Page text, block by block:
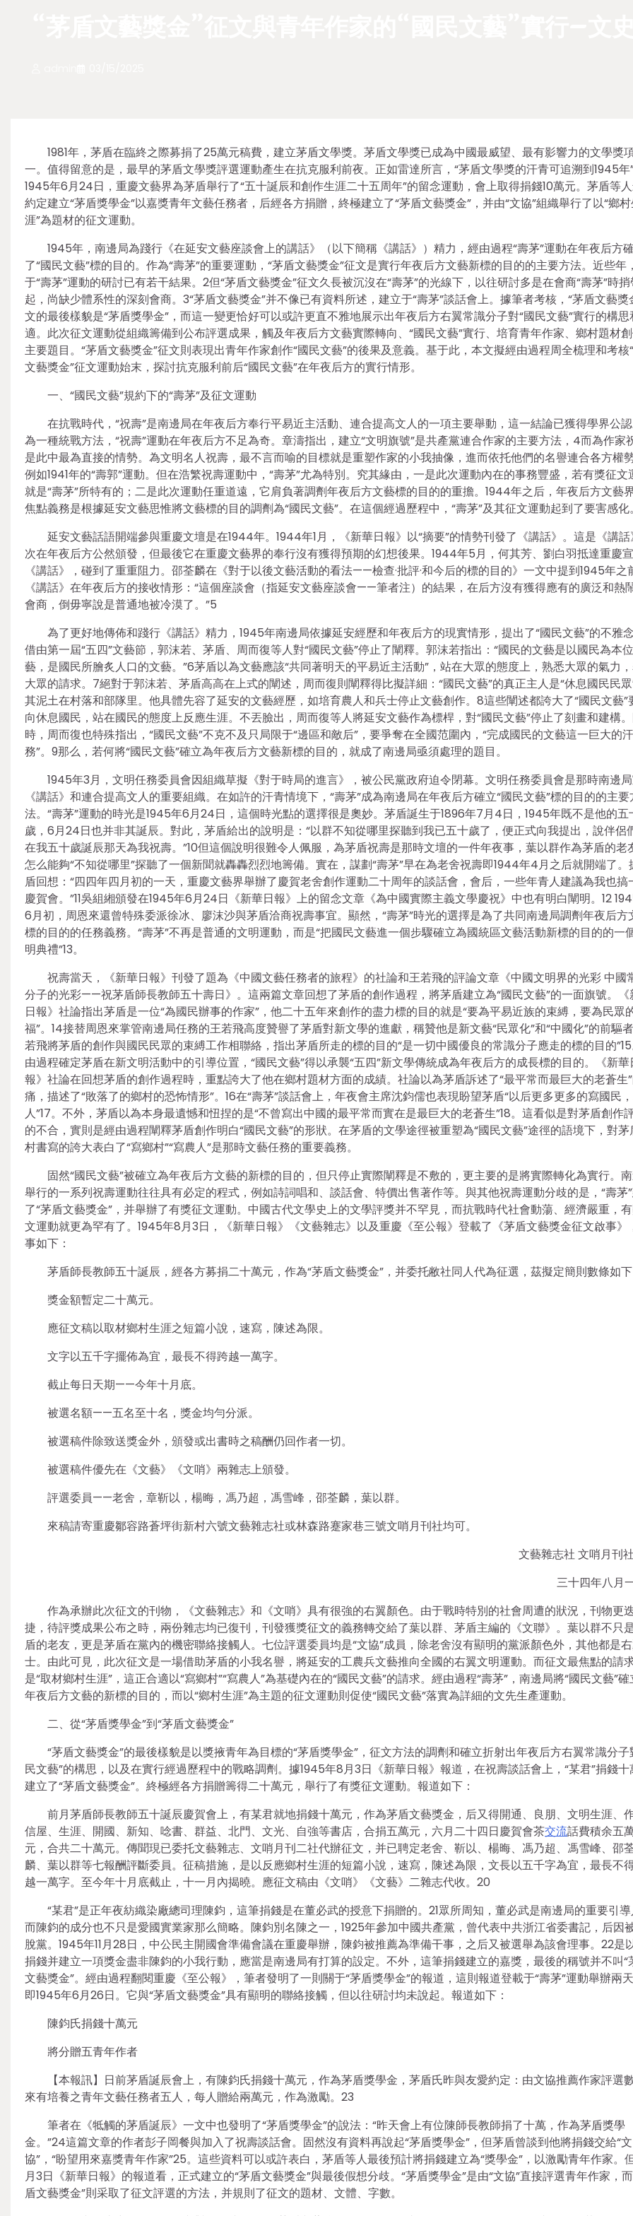
1981年，茅盾在臨終之際募捐了25萬元稿費，建立茅盾文學獎。茅盾文學獎已成為中國最威望、最有影響力的文學獎
一。值得留意的是，最早的茅盾文學獎評選運動產生在抗克服利前夜。正如雷達所言，“茅盾文學獎的汗青可追溯到1945年
1945年6月24日，重慶文藝界為茅盾舉行了“五十誕辰和創作生涯二十五周年”的留念運動，會上取得捐錢10萬元。茅盾等
約定建立“茅盾獎學金”以嘉獎青年文藝任務者，后經各方捐贈，終極建立了“茅盾文藝獎金”，并由“文協”組織舉行了以“鄉
涯”為題材的征文運動。
1945年，南邊局為踐行《在延安文藝座談會上的講話》（以下簡稱《講話》）精力，經由過程“壽茅”運動在年夜后方
了“國民文藝”標的目的。作為“壽茅”的重要運動，“茅盾文藝獎金”征文是實行年夜后方文藝新標的目的的主要方法。近些年
于“壽茅”運動的研討已有若干結果。2但“茅盾文藝獎金”征文久長被沉沒在“壽茅”的光線下，以往研討多是在會商“壽茅”時
起，尚缺少體系性的深刻會商。3“茅盾文藝獎金”并不像已有資料所述，建立于“壽茅”談話會上。據筆者考核，“茅盾文藝獎
文的最後樣貌是“茅盾獎學金”，而這一變更恰好可以或許更直不雅地展示出年夜后方右翼常識分子對“國民文藝”實行的構思
適。此次征文運動從組織籌備到公布評選成果，觸及年夜后方文藝實際轉向、“國民文藝”實行、培育青年作家、鄉村題材
主要題目。“茅盾文藝獎金”征文則表現出青年作家創作“國民文藝”的後果及意義。基于此，本文擬經由過程周全梳理和考核
文藝獎金”征文運動始末，探討抗克服利前后“國民文藝”在年夜后方的實行情形。
一、“國民文藝”規約下的“壽茅”及征文運動
在抗戰時代，“祝壽”是南邊局在年夜后方奉行平易近主活動、連合提高文人的一項主要舉動，這一結論已獲得學界公
為一種統戰方法，“祝壽”運動在年夜后方不足為奇。章濤指出，建立“文明旗號”是共產黨連合作家的主要方法，4而為作家
是此中最為直接的情勢。為文明名人祝壽，最不言而喻的目標就是重塑作家的小我抽像，進而依托他們的名譽連合各方權
例如1941年的“壽郭”運動。但在浩繁祝壽運動中，“壽茅”尤為特別。究其緣由，一是此次運動內在的事務豐盛，若有獎征文
就是“壽茅”所特有的；二是此次運動任重道遠，它肩負著調劑年夜后方文藝標的目的的重擔。1944年之后，年夜后方文藝
焦點義務是根據延安文藝思惟將文藝標的目的調劑為“國民文藝”。在這個經過歷程中，“壽茅”及其征文運動起到了要害感化。
延安文藝話語開端參與重慶文壇是在1944年。1944年1月，《新華日報》以“摘要”的情勢刊發了《講話》。這是《講話
次在年夜后方公然頒發，但最後它在重慶文藝界的奉行沒有獲得預期的幻想後果。1944年5月，何其芳、劉白羽抵達重慶
《講話》，碰到了重重阻力。邵荃麟在《對于以後文藝活動的看法——檢查·批評·和今后的標的目的》一文中提到1945年之
《講話》在年夜后方的接收情形：“這個座談會（指延安文藝座談會——筆者注）的結果，在后方沒有獲得應有的廣泛和熱
會商，倒毋寧說是普通地被冷漠了。”5
為了更好地傳佈和踐行《講話》精力，1945年南邊局依據延安經歷和年夜后方的現實情形，提出了“國民文藝”的不雅念
借由第一屆“五四”文藝節，郭沫若、茅盾、周而復等人對“國民文藝”停止了闡釋。郭沫若指出：“國民的文藝是以國民為本
藝，是國民所膾炙人口的文藝。”6茅盾以為文藝應該“共同著明天的平易近主活動”，站在大眾的態度上，熟悉大眾的氣力
大眾的請求。7絕對于郭沫若、茅盾高高在上式的闡述，周而復則闡釋得比擬詳細：“國民文藝”的真正主人是“休息國民民眾
其泥土在村落和部隊里。他具體先容了延安的文藝經歷，如培育農人和兵士停止文藝創作。8這些闡述都誇大了“國民文藝”
向休息國民，站在國民的態度上反應生涯。不丟臉出，周而復等人將延安文藝作為標桿，對“國民文藝”停止了刻畫和建構
時，周而復也特殊指出，“國民文藝”不克不及只局限于“邊區和敵后”，要爭奪在全國范圍內，“完成國民的文藝這一巨大的
務”。9那么，若何將“國民文藝”確立為年夜后方文藝新標的目的，就成了南邊局亟須處理的題目。
1945年3月，文明任務委員會因組織草擬《對于時局的進言》，被公民黨政府迫令閉幕。文明任務委員會是那時南邊
《講話》和連合提高文人的重要組織。在如許的汗青情境下，“壽茅”成為南邊局在年夜后方確立“國民文藝”標的目的的主要
法。“壽茅”運動的時光是1945年6月24日，這個時光點的選擇很是奧妙。茅盾誕生于1896年7月4日，1945年既不是他的五
歲，6月24日也并非其誕辰。對此，茅盾給出的說明是：“以群不知從哪里探聽到我已五十歲了，便正式向我提出，說伴侶
在我五十歲誕辰那天為我祝壽。”10但這個說明很難令人佩服，為茅盾祝壽是那時文壇的一件年夜事，葉以群作為茅盾的老
怎么能夠“不知從哪里”探聽了一個新聞就轟轟烈烈地籌備。實在，謀劃“壽茅”早在為老舍祝壽即1944年4月之后就開端了。
盾回想：“四四年四月初的一天，重慶文藝界舉辦了慶賀老舍創作運動二十周年的談話會，會后，一些年青人建議為我也搞
慶賀會。”11吳組緗頒發在1945年6月24日《新華日報》上的留念文章《為中國實際主義文學慶祝》中也有明白闡明。12
6月初，周恩來還曾特殊委派徐冰、廖沫沙與茅盾洽商祝壽事宜。顯然，“壽茅”時光的選擇是為了共同南邊局調劑年夜后方
標的目的的任務義務。“壽茅”不再是普通的文明運動，而是“把國民文藝進一個步驟確立為國統區文藝活動新標的目的的一
明典禮”13。
祝壽當天，《新華日報》刊發了題為《中國文藝任務者的旅程》的社論和王若飛的評論文章《中國文明界的光彩 中國
分子的光彩——祝茅盾師長教師五十壽日》。這兩篇文章回想了茅盾的創作過程，將茅盾建立為“國民文藝”的一面旗號。《
日報》社論指出茅盾是一位“為國民辦事的作家”，他二十五年來創作的盡力標的目的就是“要為平易近族的束縛，要為民眾
福”。14接替周恩來掌管南邊局任務的王若飛高度贊譽了茅盾對新文學的進獻，稱贊他是新文藝“民眾化”和“中國化”的前驅
若飛將茅盾的創作與國民民眾的束縛工作相聯絡，指出茅盾所走的標的目的“是一切中國優良的常識分子應走的標的目的
由過程確定茅盾在新文明活動中的引導位置，“國民文藝”得以承襲“五四”新文學傳統成為年夜后方的成長標的目的。《新華
報》社論在回想茅盾的創作過程時，重點誇大了他在鄉村題材方面的成績。社論以為茅盾訴述了“最平常而最巨大的老蒼生
痛，描述了“敗落了的鄉村的恐怖情形”。16在“壽茅”談話會上，年夜會主席沈鈞儒也表現盼望茅盾“以后更多更多的寫國民
人”17。不外，茅盾以為本身最遺憾和忸捏的是“不曾寫出中國的最平常而實在是最巨大的老蒼生”18。這看似是對茅盾創作
的不合，實則是經由過程闡釋茅盾創作明白“國民文藝”的形狀。在茅盾的文學途徑被重塑為“國民文藝”途徑的語境下，對茅
村書寫的誇大表白了“寫鄉村”“寫農人”是那時文藝任務的重要義務。
固然“國民文藝”被確立為年夜后方文藝的新標的目的，但只停止實際闡釋是不敷的，更主要的是將實際轉化為實行。
舉行的一系列祝壽運動往往具有必定的程式，例如詩詞唱和、談話會、特價出售著作等。與其他祝壽運動分歧的是，“壽茅
了“茅盾文藝獎金”，并舉辦了有獎征文運動。中國古代文學史上的文學評獎并不罕見，而抗戰時代社會動蕩、經濟嚴重，
文運動就更為罕有了。1945年8月3日，《新華日報》《文藝雜志》以及重慶《至公報》登載了《茅盾文藝獎金征文啟事》
事如下：
茅盾師長教師五十誕辰，經各方募捐二十萬元，作為“茅盾文藝獎金”，并委托敝社同人代為征選，茲擬定簡則數條如下
獎金額暫定二十萬元。
應征文稿以取材鄉村生涯之短篇小說，速寫，陳述為限。
文字以五千字擺佈為宜，最長不得跨越一萬字。
截止每日天期——今年十月底。
被選名額——五名至十名，獎金均勻分派。
被選稿件除致送獎金外，頒發或出書時之稿酬仍回作者一切。
被選稿件優先在《文藝》《文哨》兩雜志上頒發。
評選委員——老舍，章靳以，楊晦，馮乃超，馮雪峰，邵荃麟，葉以群。
來稿請寄重慶鄒容路蒼坪街新村六號文藝雜志社或林森路蹇家巷三號文哨月刊社均可。
文藝雜志社 文哨月刊
三十四年八月
作為承辦此次征文的刊物，《文藝雜志》和《文哨》具有很強的右翼顏色。由于戰時特別的社會周遭的狀況，刊物更
捷，待評獎成果公布之時，兩份雜志均已復刊，刊發獲獎征文的義務轉交給了葉以群、茅盾主編的《文聯》。葉以群不只
盾的老友，更是茅盾在黨內的機密聯絡接觸人。七位評選委員均是“文協”成員，除老舍沒有顯明的黨派顏色外，其他都是
士。由此可見，此次征文是一場借助茅盾的小我名譽，將延安的工農兵文藝推向全國的右翼文明運動。而征文最焦點的請
是“取材鄉村生涯”，這正合適以“寫鄉村”“寫農人”為基礎內在的“國民文藝”的請求。經由過程“壽茅”，南邊局將“國民文藝”確
年夜后方文藝的新標的目的，而以“鄉村生涯”為主題的征文運動則促使“國民文藝”落實為詳細的文先生產運動。
二、從“茅盾獎學金”到“茅盾文藝獎金”
“茅盾文藝獎金”的最後樣貌是以獎掖青年為目標的“茅盾獎學金”，征文方法的調劑和確立折射出年夜后方右翼常識分子
民文藝”的構思，以及在實行經過歷程中的戰略調劑。據1945年8月3日《新華日報》報道，在祝壽談話會上，“某君”捐錢十
建立了“茅盾文藝獎金”。終極經各方捐贈籌得二十萬元，舉行了有獎征文運動。報道如下：
前月茅盾師長教師五十誕辰慶賀會上，有某君就地捐錢十萬元，作為茅盾文藝獎金，后又得開通、良朋、文明生涯、
信屋、生涯、開國、新知、唸書、群益、北門、文光、自強等書店，合捐五萬元，六月二十四日慶賀會茶交流話費積余五
元，合共二十萬元。傳聞現已委托文藝雜志、文哨月刊二社代辦征文，并已聘定老舍、靳以、楊晦、馮乃超、馮雪峰、邵
麟、葉以群等七報酬評斷委員。征稿措施，是以反應鄉村生涯的短篇小說，速寫，陳述為限，文長以五千字為宜，最長不
越一萬字。至今年十月底截止，十一月內揭曉。應征文稿由《文哨》《文藝》二雜志代收。20
“某君”是正年夜紡織染廠總司理陳鈞，這筆捐錢是在董必武的授意下捐贈的。21眾所周知，董必武是南邊局的重要引導
而陳鈞的成分也不只是愛國實業家那么簡略。陳鈞別名陳之一，1925年參加中國共產黨，曾代表中共浙江省委書記，后因
脫黨。1945年11月28日，中公民主開國會準備會議在重慶舉辦，陳鈞被推薦為準備干事，之后又被選舉為該會理事。22是
捐錢并建立一項獎金盡非陳鈞的小我行動，應當是南邊局有打算的設定。不外，這筆捐錢建立的嘉獎，最後的稱號并不叫“
文藝獎金”。經由過程翻閱重慶《至公報》，筆者發明了一則關于“茅盾獎學金”的報道，這則報道登載于“壽茅”運動舉辦兩天
即1945年6月26日。它與“茅盾文藝獎金”具有顯明的聯絡接觸，但以往研討均未說起。報道如下：
陳鈞氏捐錢十萬元
將分贈五青年作者
【本報訊】日前茅盾誕辰會上，有陳鈞氏捐錢十萬元，作為茅盾獎學金，茅盾氏昨與友愛約定：由文協推薦作家評選
來有培養之青年文藝任務者五人，每人贈給兩萬元，作為激勵。23
筆者在《牴觸的茅盾誕辰》一文中也發明了“茅盾獎學金”的說法：“昨天會上有位陳師長教師捐了十萬，作為茅盾獎學
金。”24這篇文章的作者彭子岡餐與加入了祝壽談話會。固然沒有資料再說起“茅盾獎學金”，但茅盾曾談到他將捐錢交給“文
協”，“盼望用來嘉獎青年作家”25。這些資料可以或許表白，茅盾等人最後預計將捐錢建立為“獎學金”，以激勵青年作家。
月3日《新華日報》的報道看，正式建立的“茅盾文藝獎金”與最後假想分歧。“茅盾獎學金”是由“文協”直接評選青年作家，
盾文藝獎金”則采取了征文評選的方法，并規則了征文的題材、文體、字數。